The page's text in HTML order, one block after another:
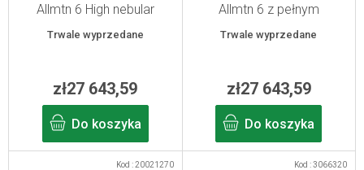
Allmtn 6 High nebular
lime/black S/41 2025
Trwale wyprzedane
zł27 643,59
Do koszyka
Allmtn 6 z pełnym
zawieszeniem lime/black
XL/49
Trwale wyprzedane
zł27 643,59
Do koszyka
Kod :20021270 Kod :3066320